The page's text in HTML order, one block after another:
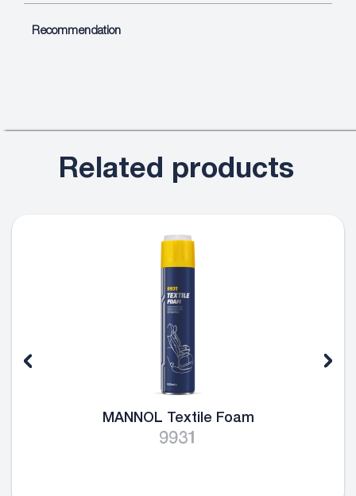
Recommendation
Related products
MANNOL Textile Foam
9931